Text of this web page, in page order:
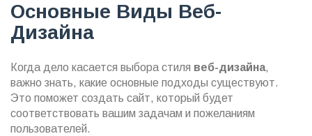
Основные Виды Веб-
Дизайна
Когда дело касается выбора стиля веб-дизайна,
важно знать, какие основные подходы существуют.
Это поможет создать сайт, который будет
соответствовать вашим задачам и пожеланиям
пользователей.